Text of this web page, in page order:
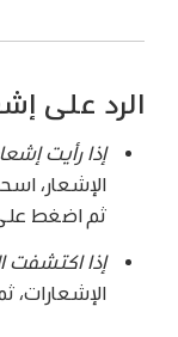
الرد على
إذا رأيت
الإشعار،
ثم اضغط على
إذا اكتشفت
الإشعارات،